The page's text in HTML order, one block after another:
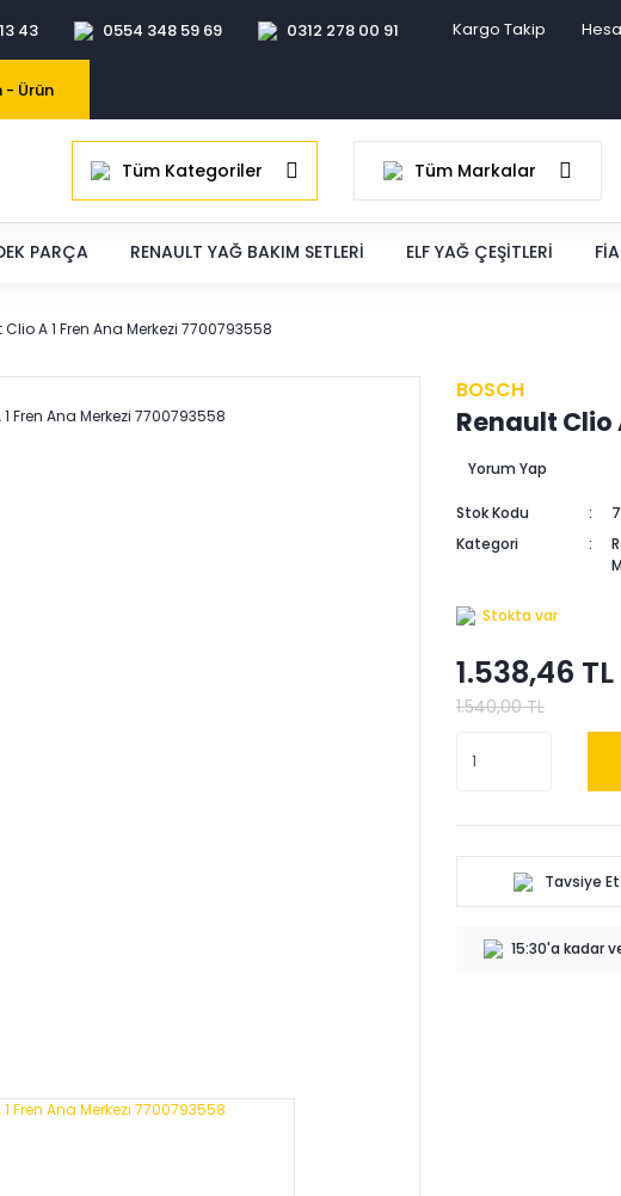
43 0554 348 59 69 0312 278 00 91 Kargo Takip
- Ürün
Tüm Kategoriler Tüm Markalar
PARÇA RENAULT YAĞ BAKIM SETLERI ELF YAĞ ÇEŞITLERI
A 1 Fren Ana Merkezi 7700793558
BOSCH
Renault Clio
Yorum Yap
Stok Kodu
Kategori
Stokta var
1.538,46 TL
1.540,00 TL
Tavsiye Et
15:30'a kadar